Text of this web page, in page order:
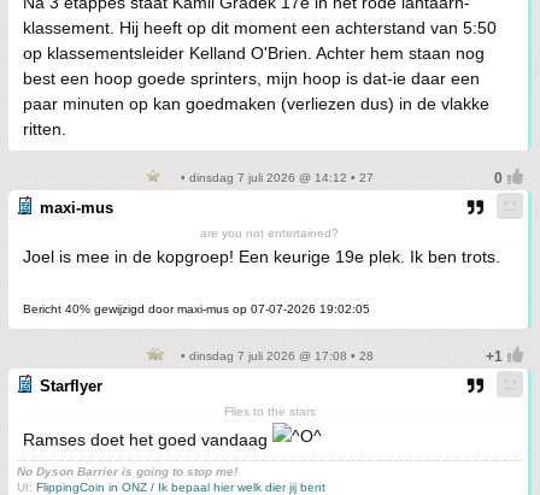
klassement. Hij heeft op dit moment een achterstand van 5:50
op klassementsleider Kelland O'Brien. Achter hem staan nog
best een hoop goede sprinters, mijn hoop is dat-ie daar een
paar minuten op kan goedmaken (verliezen dus) in de vlakke
ritten.
• dinsdag 7 juli 2026 @ 14:12 • 27
maxi-mus
are you not entertained?
Joel is mee in de kopgroep! Een keurige 19e plek. Ik ben trots.
Bericht 40% gewijzigd door maxi-mus op 07-07-2026 19:02:05
• dinsdag 7 juli 2026 @ 17:08 • 28
Starflyer
Flies to the stars
Ramses doet het goed vandaag
No Dyson Barrier is going to stop me!
UI: FlippingCoin in ONZ / Ik bepaal hier welk dier jij bent